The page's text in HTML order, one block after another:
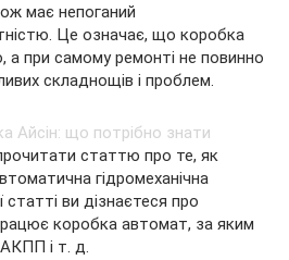
має непоганий
Це означає, що коробка
а при самому ремонті не повинно
складнощів і проблем.
статтю про те, як
гідромеханічна
ви дізнаєтеся про
коробка автомат, за яким
і т. д.